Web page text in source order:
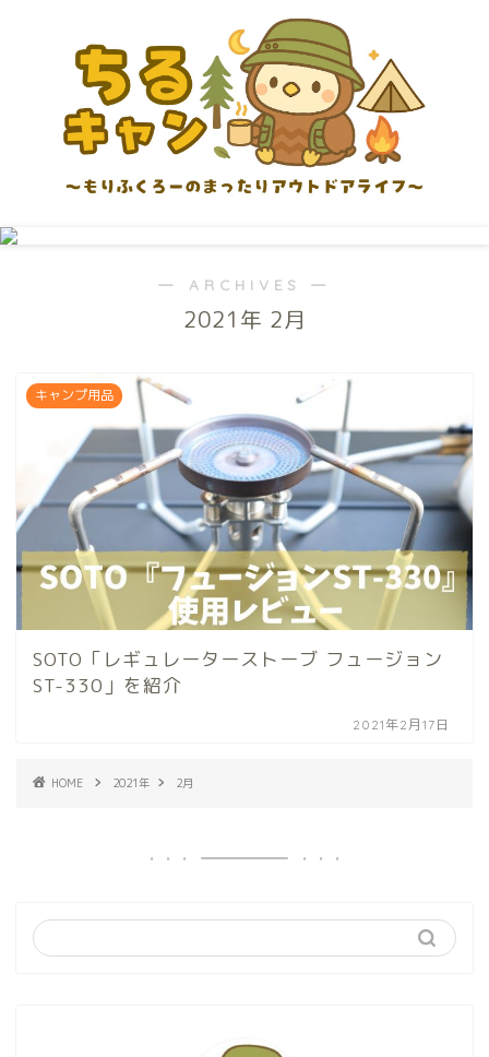
― ARCHIVES ―
2021年 2月
キャンプ用品
SOTO「レギュレーターストーブ フュージョン
ST-330」を紹介
2021年2月17日
HOME 2021年 2月